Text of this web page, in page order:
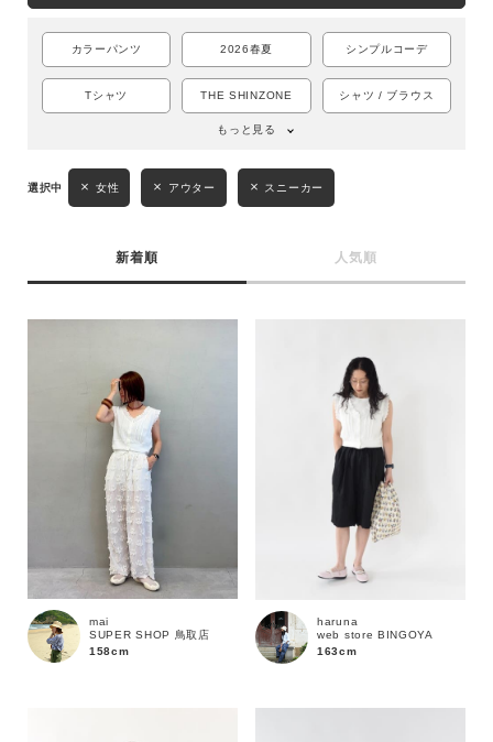
カラーパンツ 2026春夏 シンプルコーデ
Tシャツ THE SHINZONE シャツ / ブラウス
もっと見る
女性 アウター スニーカー
新着順 人気順
mai
SUPER SHOP 鳥取店
158cm
haruna
web store BINGOYA
163cm